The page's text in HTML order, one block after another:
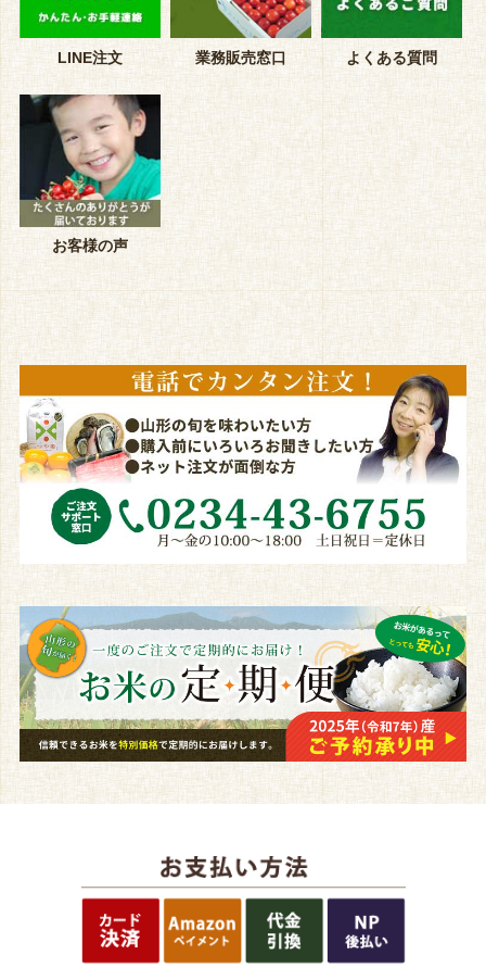
LINE注文 業務販売窓口 よくある質問
お客様の声